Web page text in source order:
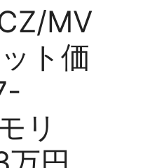
MV
ト価
リ